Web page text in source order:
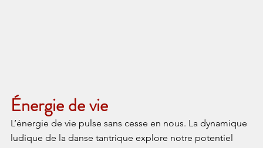
​Énergie de vie
L’énergie de vie pulse sans cesse en nous. La dynamique
ludique de la danse tantrique explore notre potentiel